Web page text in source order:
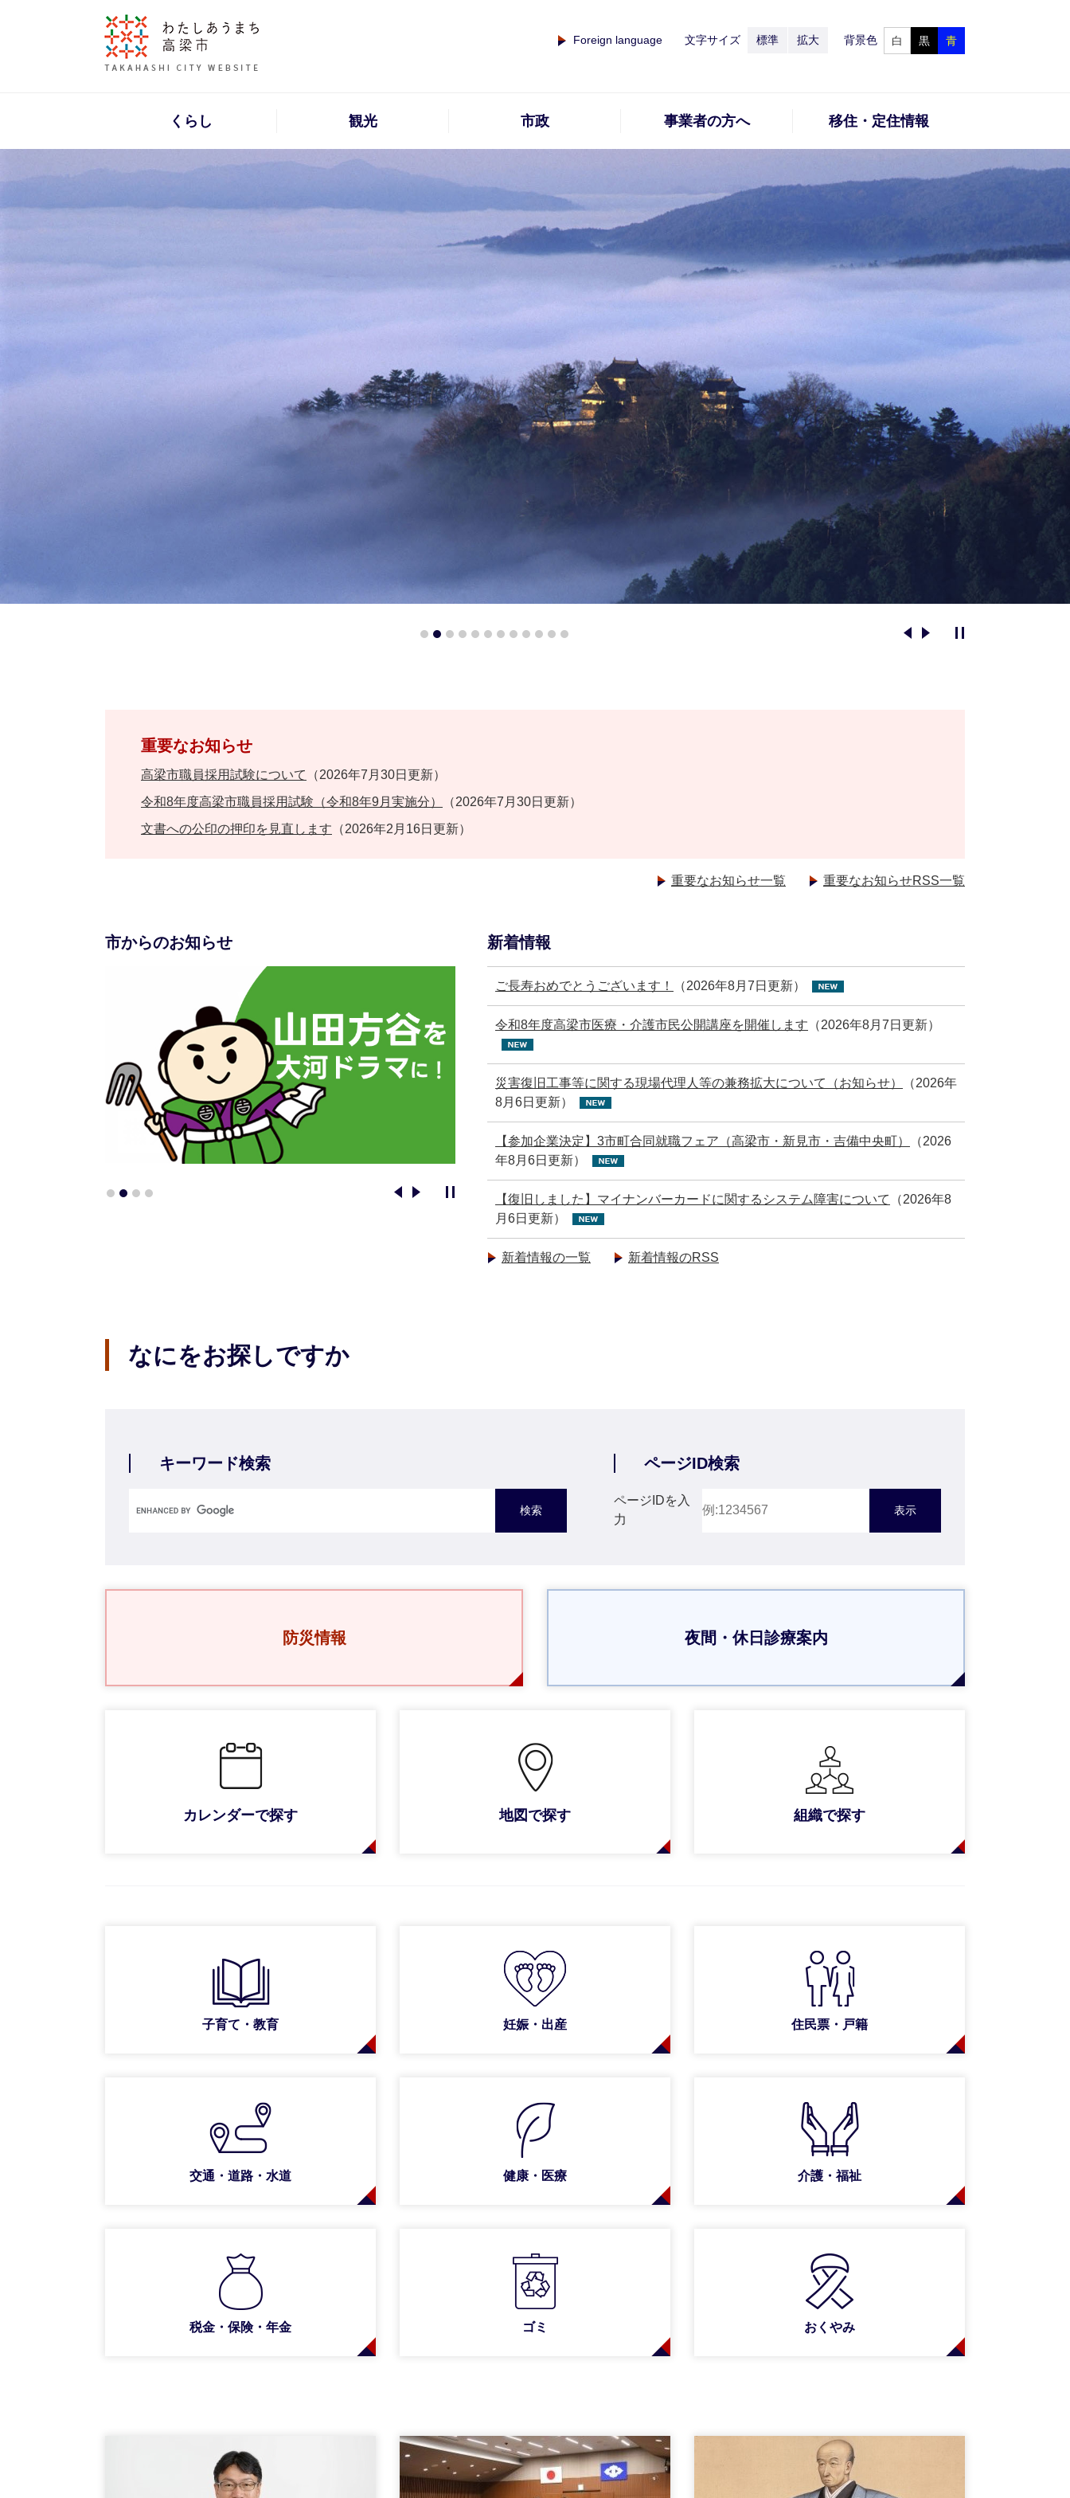
Foreign language 文字サイズ 標準 拡大 背景色 白 黒 青
くらし 観光 市政 事業者の方へ 移住・定住情報
重要なお知らせ
高梁市職員採用試験について
（2026年7月30日更新）
令和8年度高梁市職員採用試験（令和8年9月実施分）
（2026年7月30日更新）
文書への公印の押印を見直します （2026年2月16日更新）
重要なお知らせ一覧 重要なお知らせRSS一覧
市からのお知らせ 新着情報
ご長寿おめでとうございます！ （2026年8月7日更新）
令和8年度高梁市医療・介護市民公開講座を開催します （2026年8月7日更新）
災害復旧工事等に関する現場代理人等の兼務拡大について（お知らせ）
（2026年
8月6日更新）
【参加企業決定】3市町合同就職フェア（高梁市・新見市・吉備中央町）
（2026
年8月6日更新）
【復旧しました】マイナンバーカードに関するシステム障害について
（2026年8
月6日更新）
新着情報の一覧 新着情報のRSS
なにをお探しですか
キーワード検索 ページID検索
ページIDを入
力
防災情報 夜間・休日診療案内
カレンダーで探す 地図で探す 組織で探す
子育て・教育 妊娠・出産 住民票・戸籍
交通・道路・水道 健康・医療 介護・福祉
税金・保険・年金 ゴミ おくやみ